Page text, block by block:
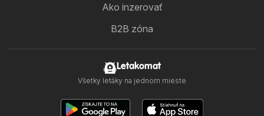
Ako inzerovať
B2B zóna
Letakomat
Všetky letáky na jednom mieste